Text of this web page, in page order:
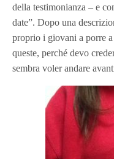
della testimonianza – e
date”. Dopo una
proprio i giovani a porre
queste, perché devo
sembra voler andare